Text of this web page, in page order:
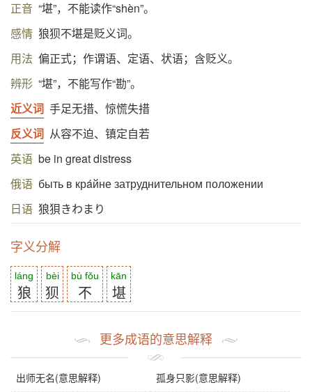
正音 “堪”，不能读作“shèn”。
感情 狼狈不堪是贬义词。
用法 偏正式；作谓语、定语、状语；含贬义。
辨形 “堪”，不能写作“勘”。
近义词 手足无措、惊慌失措
反义词 从容不迫、镇定自若
英语 be in great distress
俄语 быть в крáйне затруднительном положении
日语 狼狽きわまり
字义分解
láng
狼
bèi
狈
bù fǒu
不
kān
堪
更多成语的意思解释
出师无名(意思解释) 孤身只影(意思解释)